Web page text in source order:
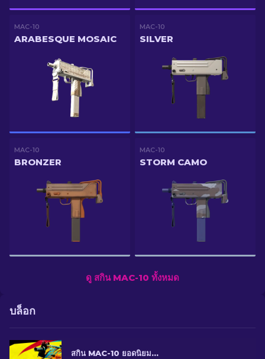
MAC-10
ARABESQUE MOSAIC
MAC-10
SILVER
MAC-10
BRONZER
MAC-10
STORM CAMO
ดู สกิน MAC-10 ทั้งหมด
บล็อก
สกิน MAC-10 ยอดนิยมใน CS2 ที่น่าใช้งาน: การจัดอันดับ [2026]